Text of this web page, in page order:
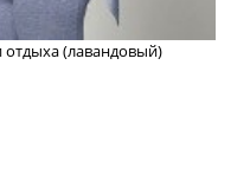
отдыха (лавандовый)